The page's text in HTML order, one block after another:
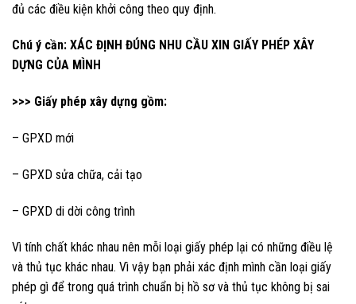
đủ các điều kiện khởi công theo quy định.
Chú ý cần: XÁC ĐỊNH ĐÚNG NHU CẦU XIN GIẤY PHÉP XÂY
DỰNG CỦA MÌNH
>>> Giấy phép xây dựng gồm:
– GPXD mới
– GPXD sửa chữa, cải tạo
– GPXD di dời công trình
Vì tính chất khác nhau nên mỗi loại giấy phép lại có những điều lệ
và thủ tục khác nhau. Vì vậy bạn phải xác định mình cần loại giấy
phép gì để trong quá trình chuẩn bị hồ sơ và thủ tục không bị sai